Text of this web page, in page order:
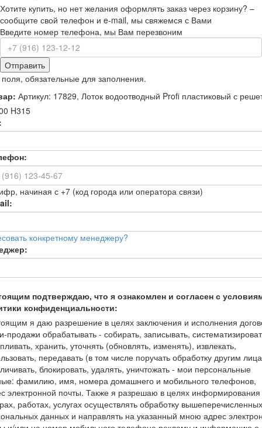
Хотите купить, но нет желания оформлять заказ через корзину? –
сообщите свой телефон и e-mail, мы свяжемся с Вами
Введите номер телефона, мы Вам перезвоним
Отправить
обязательные для заполнения.
Артикул: 17829, Лоток водоотводный Profi пластиковый с
H315
начиная с +7 (код города или оператора связи)
конкретному менеджеру?
подтверждаю, что я ознакомлен и согласен с
конфиденциальности:
я даю разрешение в целях заключения и исполнения
продажи обрабатывать - собирать, записывать,
хранить, уточнять (обновлять, изменять), извлекать,
передавать (в том числе поручать обработку другим
блокировать, удалять, уничтожать - мои персональные
фамилию, имя, номера домашнего и мобильного телефонов,
электронной почты. Также я разрешаю в целях
работах, услугах осуществлять обработку вышеперечисленных
данных и направлять на указанный мною адрес